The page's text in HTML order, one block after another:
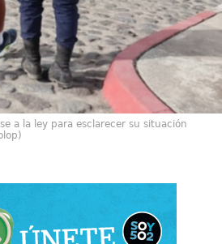
a la ley para esclarecer su situación